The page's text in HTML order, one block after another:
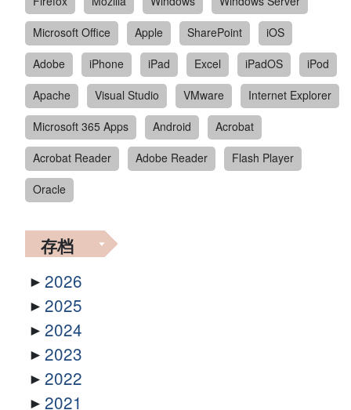
Microsoft Office
Apple SharePoint
iOS
Adobe
iPhone iPad Excel iPadOS
iPod
Apache
Visual Studio VMware
Internet Explorer
Microsoft 365 Apps
Android
Acrobat
Acrobat Reader
Adobe Reader
Flash Player
Oracle
存档
2026
2025
2024
2023
2022
2021